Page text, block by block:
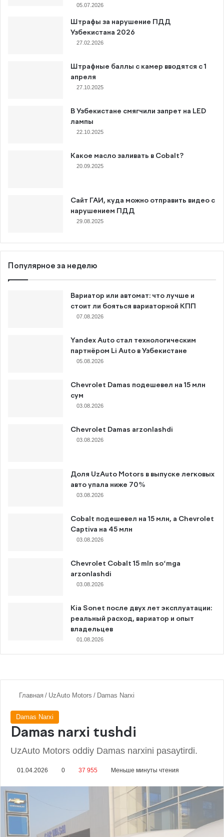
05.07.2026
Штрафы за нарушение ПДД
Узбекистана 2026
27.02.2026
Штрафные баллы с камер вводятся с 1
апреля
27.10.2025
В Узбекистане смягчили запрет на LED
лампы
22.10.2025
Какое масло заливать в Cobalt?
20.09.2025
Сайт ГАИ, куда можно отправить видео с
нарушением ПДД
29.08.2025
Популярное за неделю
Вариатор или автомат: что лучше и
стоит ли бояться вариаторной КПП
07.08.2026
Yandex Auto стал технологическим
партнёром Li Auto в Узбекистане
05.08.2026
Chevrolet Damas подешевел на 15 млн
сум
03.08.2026
Chevrolet Damas arzonlashdi
03.08.2026
Доля UzAuto Motors в выпуске легковых
авто упала ниже 70%
03.08.2026
Cobalt подешевел на 15 млн, а Chevrolet
Captiva на 45 млн
03.08.2026
Chevrolet Cobalt 15 mln so‘mga
arzonlashdi
03.08.2026
Kia Sonet после двух лет эксплуатации:
реальный расход, вариатор и опыт
владельцев
01.08.2026